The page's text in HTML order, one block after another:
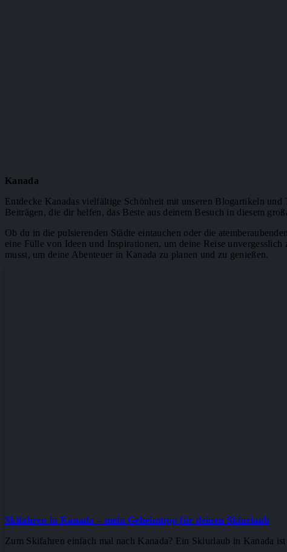
Kanada
Entdecke Kanadas vielfältige Schönheit mit unseren Blogartikeln und
Beiträgen, die dir helfen, das Beste aus deinem Besuch in diesem
Ob du in die pulsierenden Städte eintauchen oder die
eine Fülle von Ideen und Inspirationen, um deine Reise
musst, um deine Abenteuer in Kanada zu planen und zu genießen.
Skifahren in Kanada – mein Geheimtipp für deinen Skiurlaub
Zum Skifahren einfach mal nach Kanada? Ein Skiurlaub in Kanada